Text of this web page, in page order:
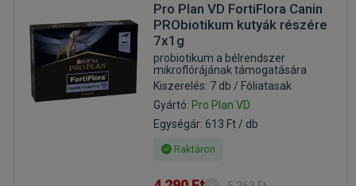
Pro Plan VD FortiFlora Canin
PRObiotikum kutyák részére
7x1g
probiotikum a bélrendszer
mikroflórájának támogatására
Kiszerelés: 7 db / Fóliatasak
Gyártó: Pro Plan VD
Egységár: 613 Ft / db
Raktáron